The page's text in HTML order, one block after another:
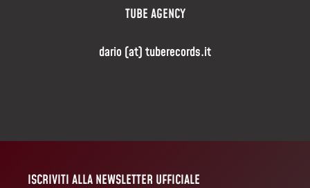
TUBE AGENCY
dario (at) tuberecords.it
ISCRIVITI ALLA NEWSLETTER UFFICIALE